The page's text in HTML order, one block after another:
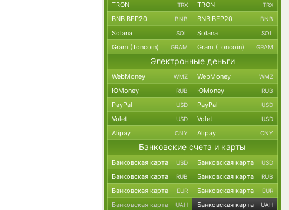
TRON TRX TRON TRX
BNB BEP20 BNB BNB BEP20 BNB
Solana SOL Solana SOL
Gram (Toncoin) GRAM Gram (Toncoin) GRAM
Электронные деньги
WebMoney WMZ WebMoney WMZ
ЮMoney RUB ЮMoney RUB
PayPal USD PayPal USD
Volet USD Volet USD
Alipay CNY Alipay CNY
Банковские счета и карты
Банковская карта USD Банковская карта USD
Банковская карта RUB Банковская карта RUB
Банковская карта EUR Банковская карта EUR
Банковская карта UAH Банковская карта UAH